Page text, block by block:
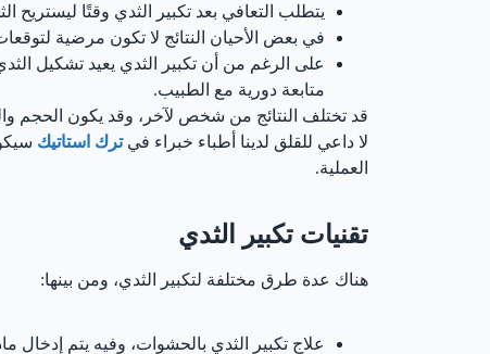
يتطلب التعافي بعد تكبير الثدي وقتًا
في بعض الأحيان النتائج لا تكون مرضية
على الرغم من أن تكبير الثدي يعيد تشكيل
متابعة دورية مع الطبيب.
قد تختلف النتائج من شخص لآخر، وقد يكون الحجم
لا داعي للقلق لدينا أطباء خبراء في ترك استاتيك
العملية.
تقنيات تكبير الثدي
هناك عدة طرق مختلفة لتكبير الثدي، ومن بينها:
علاج تكبير الثدي بالحشوات، وفيه يتم